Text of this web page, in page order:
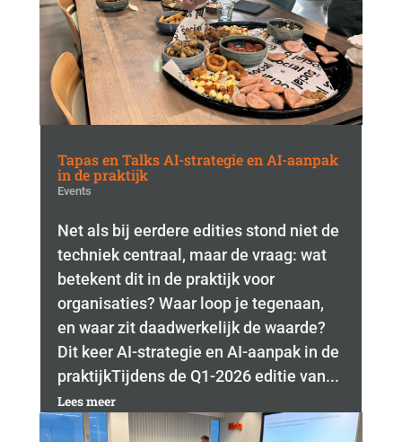
Tapas en Talks AI-strategie en AI-aanpak
in de praktijk
Events
Net als bij eerdere edities stond niet de
techniek centraal, maar de vraag: wat
betekent dit in de praktijk voor
organisaties? Waar loop je tegenaan,
en waar zit daadwerkelijk de waarde?
Dit keer AI-strategie en AI-aanpak in de
praktijkTijdens de Q1-2026 editie van...
Lees meer